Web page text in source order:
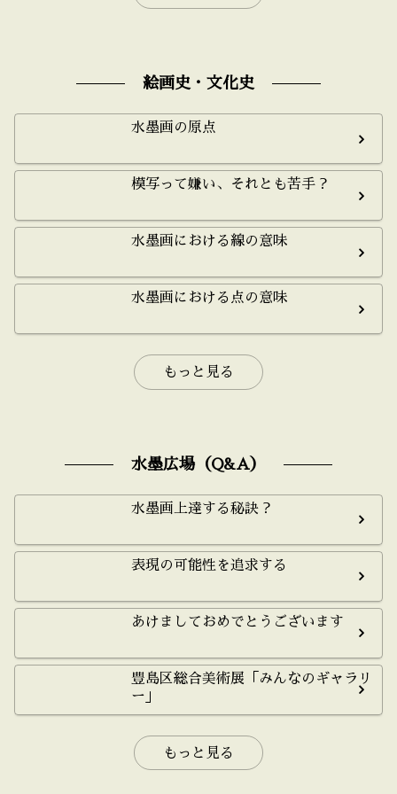
絵画史・文化史
水墨画の原点
模写って嫌い、それとも苦手？
水墨画における線の意味
水墨画における点の意味
もっと見る
水墨広場（Q&A）
水墨画上達する秘訣？
表現の可能性を追求する
あけましておめでとうございます
豊島区総合美術展「みんなのギャラリ
ー」
もっと見る